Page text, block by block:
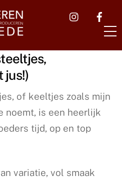
jus!)
of keeltjes zoals mijn
noemt, is een heerlijk
tijd, op en top
variatie, vol smaak